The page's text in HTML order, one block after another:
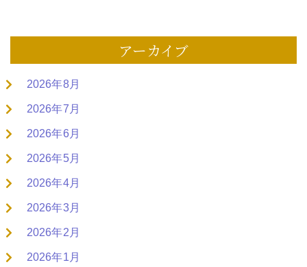
アーカイブ
2026年8月
2026年7月
2026年6月
2026年5月
2026年4月
2026年3月
2026年2月
2026年1月